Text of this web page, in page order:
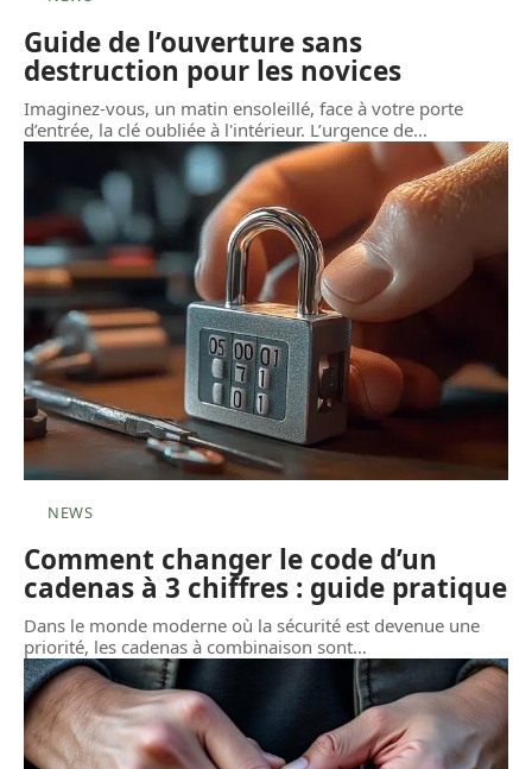
Guide de l’ouverture sans
destruction pour les novices
Imaginez-vous, un matin ensoleillé, face à votre porte
d’entrée, la clé oubliée à l'intérieur. L’urgence de…
NEWS
Comment changer le code d’un
cadenas à 3 chiffres : guide pratique
Dans le monde moderne où la sécurité est devenue une
priorité, les cadenas à combinaison sont…